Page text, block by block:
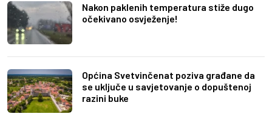
Nakon paklenih temperatura stiže dugo
očekivano osvježenje!
Općina Svetvinčenat poziva građane da
se uključe u savjetovanje o dopuštenoj
razini buke